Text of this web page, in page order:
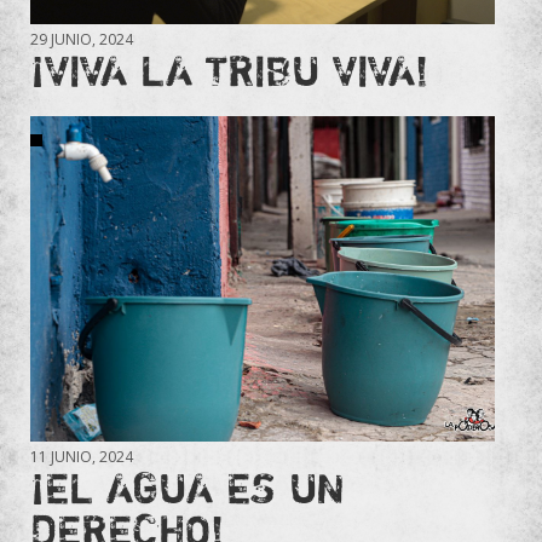
29 JUNIO, 2024
¡VIVA LA TRIBU VIVA!
11 JUNIO, 2024
¡EL AGUA ES UN
DERECHO!